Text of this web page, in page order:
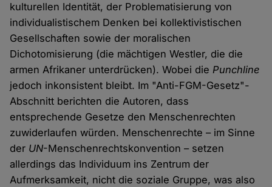
kulturellen Identität, der Problematisierung von
individualistischem Denken bei kollektivistischen
Gesellschaften sowie der moralischen
Dichotomisierung (die mächtigen Westler, die die
armen Afrikaner unterdrücken). Wobei diePunchline
jedoch inkonsistent bleibt. Im "Anti-FGM-Gesetz"-
Abschnitt berichten die Autoren, dass
entsprechende Gesetze den Menschenrechten
zuwiderlaufen würden. Menschenrechte – im Sinne
der UN-Menschenrechtskonvention – setzen
allerdings das Individuum ins Zentrum der
Aufmerksamkeit, nicht die soziale Gruppe, was also